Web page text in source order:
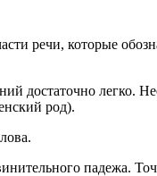
речи, которые
достаточно легко.
род).
падежа.